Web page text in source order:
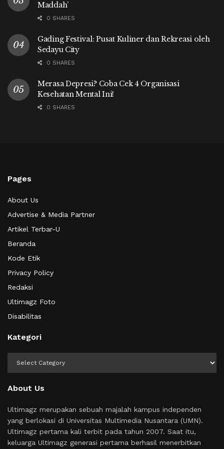
Maddah’
0 SHARES
Gading Festival: Pusat Kuliner dan Rekreasi oleh
Sedayu City
0 SHARES
Merasa Depresi? Coba Cek 4 Organisasi
Kesehatan Mental Ini!
0 SHARES
Pages
About Us
Advertise & Media Partner
Artikel Terbar-U
Beranda
Kode Etik
Privacy Policy
Redaksi
Ultimagz Foto
Disabilitas
Kategori
About Us
Ultimagz merupakan sebuah majalah kampus independen
yang berlokasi di Universitas Multimedia Nusantara (UMN).
Ultimagz pertama kali terbit pada tahun 2007. Saat itu,
keluarga Ultimagz generasi pertama berhasil menerbitkan